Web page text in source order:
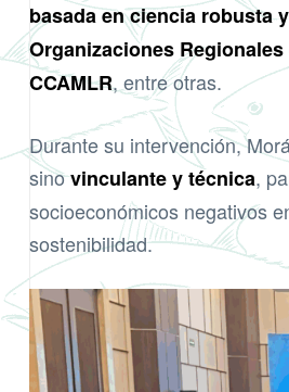
basada en ciencia robusta
Organizaciones
CCAMLR, entre otras.
Durante su intervención,
sinovinculante y técnica,
socioeconómicos negativos
sostenibilidad.